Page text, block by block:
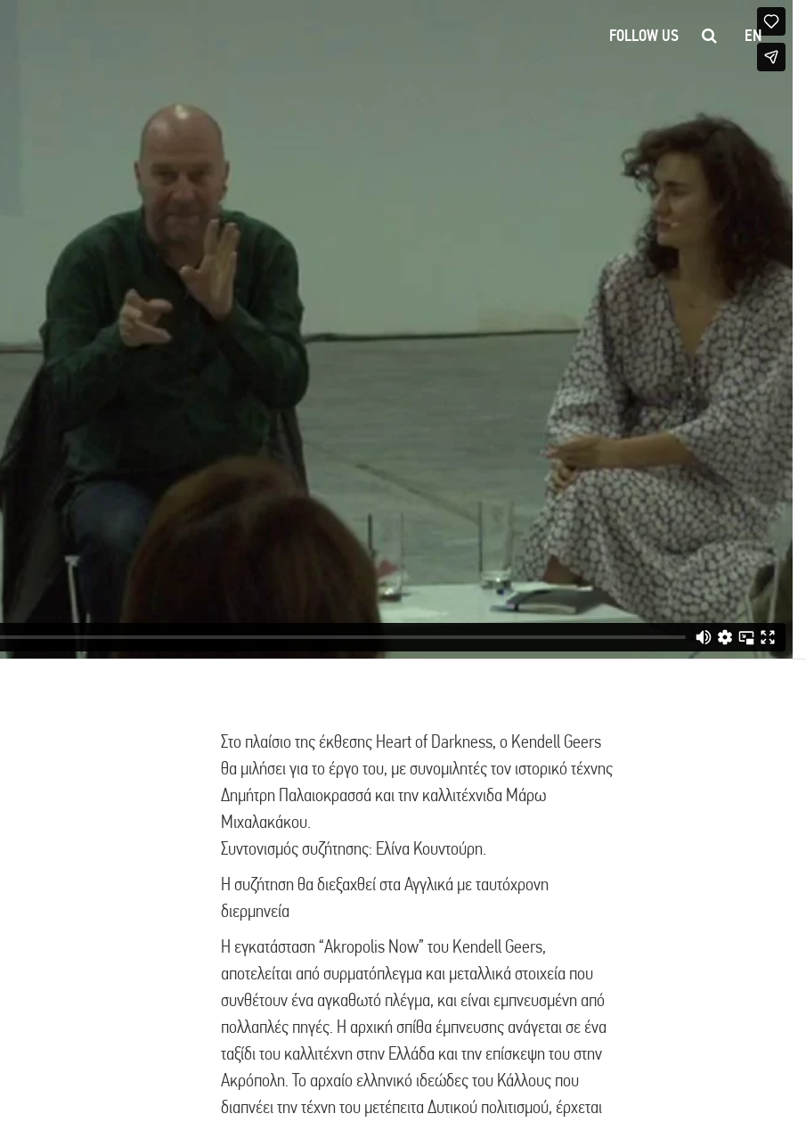
FOLLOW US EN
Στο πλαίσιο της έκθεσης Ηeart of Darkness, o Kendell Geers
θα μιλήσει για το έργο του, με συνομιλητές τον ιστορικό τέχνης
Δημήτρη Παλαιοκρασσά και την καλλιτέχνιδα Μάρω
Μιχαλακάκου.
Συντονισμός συζήτησης: Ελίνα Κουντούρη.
Η συζήτηση θα διεξαχθεί στα Αγγλικά με ταυτόχρονη
διερμηνεία
Η εγκατάσταση “Akropolis Now” του Kendell Geers,
αποτελείται από συρματόπλεγμα και μεταλλικά στοιχεία που
συνθέτουν ένα αγκαθωτό πλέγμα, και είναι εμπνευσμένη από
πολλαπλές πηγές. Η αρχική σπίθα έμπνευσης ανάγεται σε ένα
ταξίδι του καλλιτέχνη στην Ελλάδα και την επίσκεψη του στην
Ακρόπολη. Το αρχαίο ελληνικό ιδεώδες του Κάλλους που
διαπνέει την τέχνη του μετέπειτα Δυτικού πολιτισμού, έρχεται